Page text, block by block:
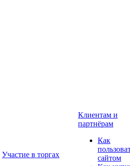
Участие в торгах
Клиентам и
партнёрам
Как
сайтом